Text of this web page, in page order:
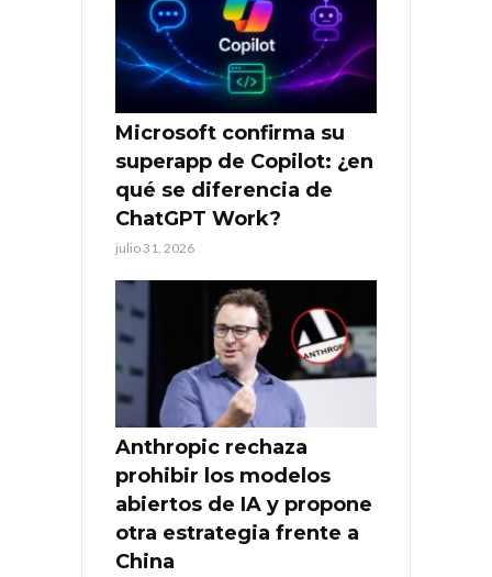
Microsoft confirma su
superapp de Copilot: ¿en
qué se diferencia de
ChatGPT Work?
julio 31, 2026
Anthropic rechaza
prohibir los modelos
abiertos de IA y propone
otra estrategia frente a
China